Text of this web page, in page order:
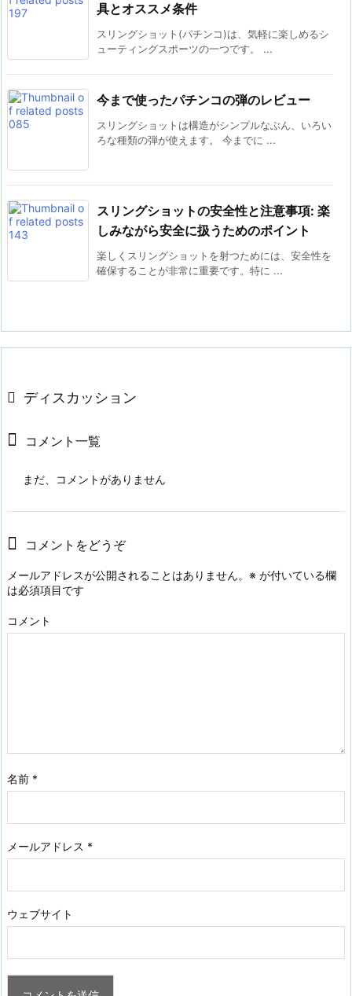
具とオススメ条件
スリングショット(パチンコ)は、気軽に楽しめるシ
ューティングスポーツの一つです。 ...
今まで使ったパチンコの弾のレビュー
スリングショットは構造がシンプルなぶん、いろい
ろな種類の弾が使えます。 今までに ...
スリングショットの安全性と注意事項: 楽
しみながら安全に扱うためのポイント
楽しくスリングショットを射つためには、安全性を
確保することが非常に重要です。特に ...
ディスカッション
コメント一覧
まだ、コメントがありません
コメントをどうぞ
メールアドレスが公開されることはありません。 ※ が付いている欄
は必須項目です
コメント
名前 *
メールアドレス *
ウェブサイト